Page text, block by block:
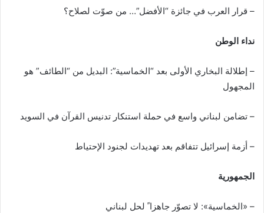
– قرار العرب في جائزة “الأفضل”… من صوّت لصلاح؟
نداء الوطن
– إطلالة البخاري الأولى بعد “الخماسية”: البديل من “الطائف” هو
المجهول
– تضامن لبناني واسع في حملة استنكار تدنيس القرآن في السويد
– أزمة إسرائيل تتفاقم بعد تهديدات لجنود الإحتياط
الجمهورية
– «الخماسية»: لا تصوّر جاهزا ً لحل لبناني